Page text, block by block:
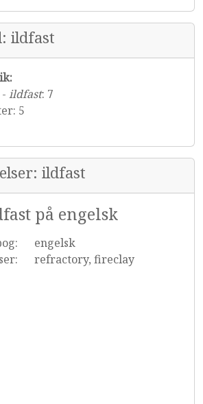
ildfast
ildfast: 7
5
ildfast
på engelsk
engelsk
refractory, fireclay